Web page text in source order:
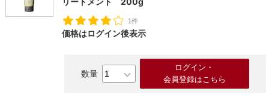
1件
価格はログイン後表示
ログイン・
会員登録はこちら